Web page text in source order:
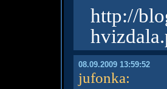
http://
08.09.2009 13:59:52
jufonka: